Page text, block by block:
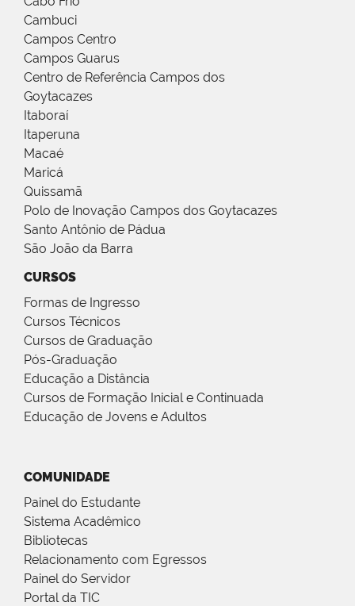
Cambuci
Campos Centro
Campos Guarus
Centro de Referência Campos dos
Goytacazes
Itaboraí
Itaperuna
Macaé
Maricá
Quissamã
Polo de Inovação Campos dos Goytacazes
Santo Antônio de Pádua
São João da Barra
CURSOS
Formas de Ingresso
Cursos Técnicos
Cursos de Graduação
Pós-Graduação
Educação a Distância
Cursos de Formação Inicial e Continuada
Educação de Jovens e Adultos
COMUNIDADE
Painel do Estudante
Sistema Acadêmico
Bibliotecas
Relacionamento com Egressos
Painel do Servidor
Portal da TIC